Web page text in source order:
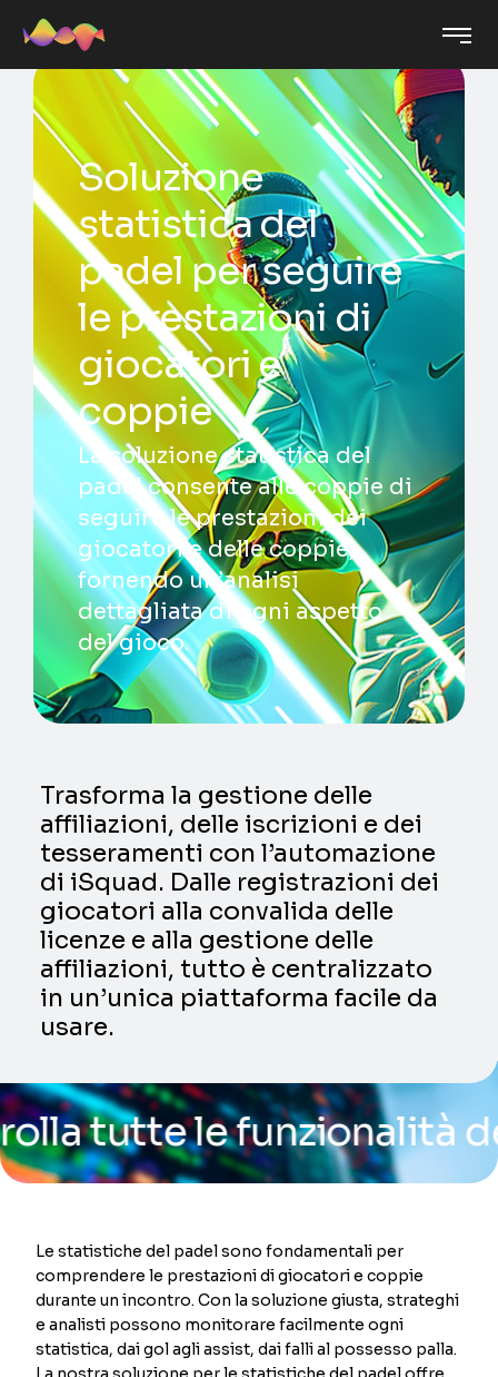
Soluzione
statistica del
padel per seguire
le prestazioni di
giocatori e
coppie
La soluzione statistica del
padel consente alle coppie di
seguire le prestazioni dei
giocatori e delle coppie,
fornendo un’analisi
dettagliata di ogni aspetto
del gioco.
Trasforma la gestione delle
affiliazioni, delle iscrizioni e dei
tesseramenti con l’automazione
di iSquad. Dalle registrazioni dei
giocatori alla convalida delle
licenze e alla gestione delle
affiliazioni, tutto è centralizzato
in un’unica piattaforma facile da
usare.
le funzionalità della
Le statistiche del padel sono fondamentali per
comprendere le prestazioni di giocatori e coppie
durante un incontro. Con la soluzione giusta, strateghi
e analisti possono monitorare facilmente ogni
statistica, dai gol agli assist, dai falli al possesso palla.